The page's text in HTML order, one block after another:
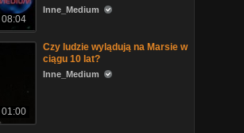
08:04
Inne_Medium
01:00
Czy ludzie wylądują na Marsie w
ciągu 10 lat?
Inne_Medium